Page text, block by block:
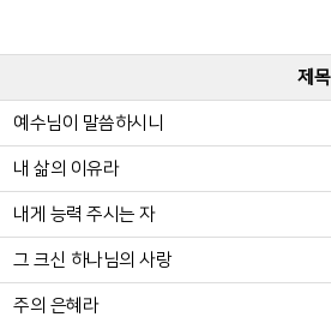
제목
예수님이 말씀하시니
내 삶의 이유라
내게 능력 주시는 자
그 크신 하나님의 사랑
주의 은혜라